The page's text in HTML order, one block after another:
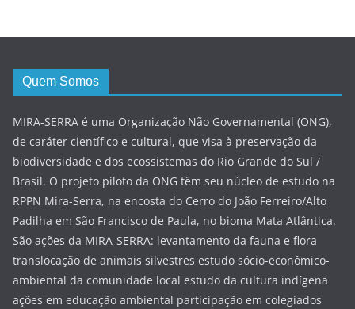
Quem Somos
MIRA-SERRA é uma Organização Não Governamental (ONG),
de caráter científico e cultural, que visa à preservação da
biodiversidade e dos ecossistemas do Rio Grande do Sul /
Brasil. O projeto piloto da ONG têm seu núcleo de estudo na
RPPN Mira-Serra, na encosta do Cerro do João Ferreiro/Alto
Padilha em São Francisco de Paula, no bioma Mata Atlântica.
São ações da MIRA-SERRA: levantamento da fauna e flora
translocação de animais silvestres estudo sócio-econômico-
ambiental da comunidade local estudo da cultura indígena
ações em educação ambiental participação em colegiados